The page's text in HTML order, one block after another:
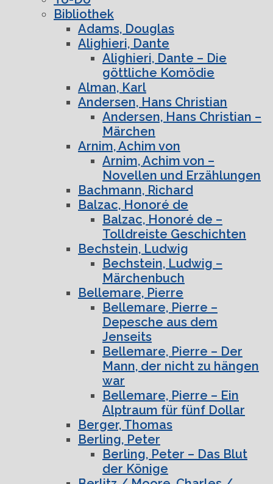
Bibliothek
Adams, Douglas
Alighieri, Dante
Alighieri, Dante – Die
göttliche Komödie
Alman, Karl
Andersen, Hans Christian
Andersen, Hans Christian –
Märchen
Arnim, Achim von
Arnim, Achim von –
Novellen und Erzählungen
Bachmann, Richard
Balzac, Honoré de
Balzac, Honoré de –
Tolldreiste Geschichten
Bechstein, Ludwig
Bechstein, Ludwig –
Märchenbuch
Bellemare, Pierre
Bellemare, Pierre –
Depesche aus dem
Jenseits
Bellemare, Pierre – Der
Mann, der nicht zu hängen
war
Bellemare, Pierre – Ein
Alptraum für fünf Dollar
Berger, Thomas
Berling, Peter
Berling, Peter – Das Blut
der Könige